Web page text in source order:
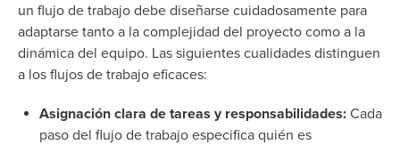
un flujo de trabajo debe diseñarse cuidadosamente para
adaptarse tanto a la complejidad del proyecto como a la
dinámica del equipo. Las siguientes cualidades distinguen
a los flujos de trabajo eficaces:
Asignación clara de tareas y responsabilidades: Cada
paso del flujo de trabajo especifica quién es